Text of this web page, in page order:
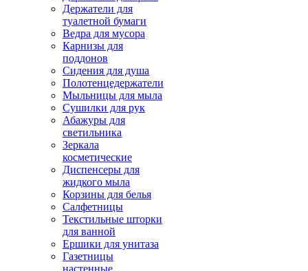
Держатели для
туалетной бумаги
Ведра для мусора
Карнизы для
поддонов
Сидения для душа
Полотенцедержатели
Мыльницы для мыла
Сушилки для рук
Абажуры для
светильника
Зеркала
косметические
Диспенсеры для
жидкого мыла
Корзины для белья
Салфетницы
Текстильные шторки
для ванной
Ершики для унитаза
Газетницы
настенные